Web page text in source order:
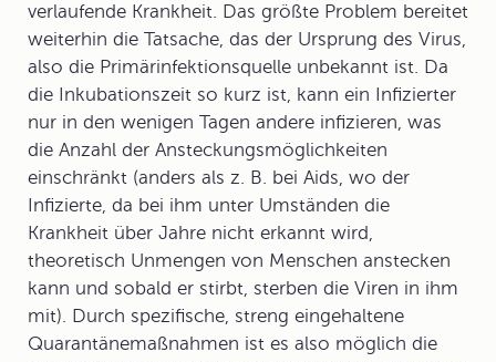
verlaufende Krankheit. Das größte Problem bereitet
weiterhin die Tatsache, das der Ursprung des Virus,
also die Primärinfektionsquelle unbekannt ist. Da
die Inkubationszeit so kurz ist, kann ein Infizierter
nur in den wenigen Tagen andere infizieren, was
die Anzahl der Ansteckungsmöglichkeiten
einschränkt (anders als z. B. bei Aids, wo der
Infizierte, da bei ihm unter Umständen die
Krankheit über Jahre nicht erkannt wird,
theoretisch Unmengen von Menschen anstecken
kann und sobald er stirbt, sterben die Viren in ihm
mit). Durch spezifische, streng eingehaltene
Quarantänemaßnahmen ist es also möglich die